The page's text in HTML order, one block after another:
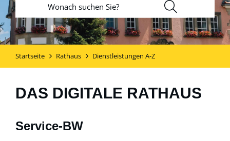
Startseite Rathaus Dienstleistungen A-Z
DAS DIGITALE RATHAUS
Service-BW